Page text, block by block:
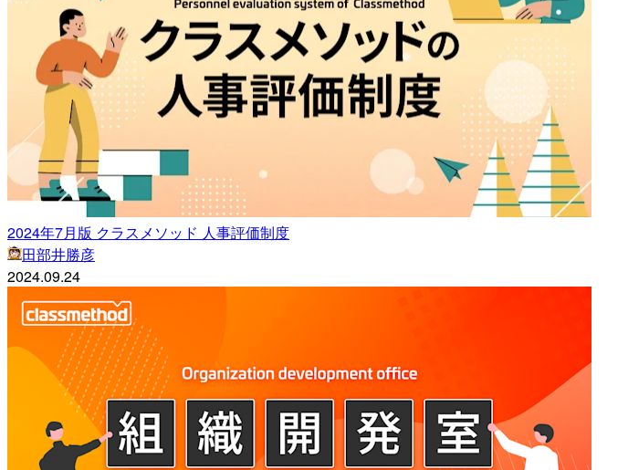
2024年7月版 クラスメソッド 人事評価制度
田部井勝彦
2024.09.24